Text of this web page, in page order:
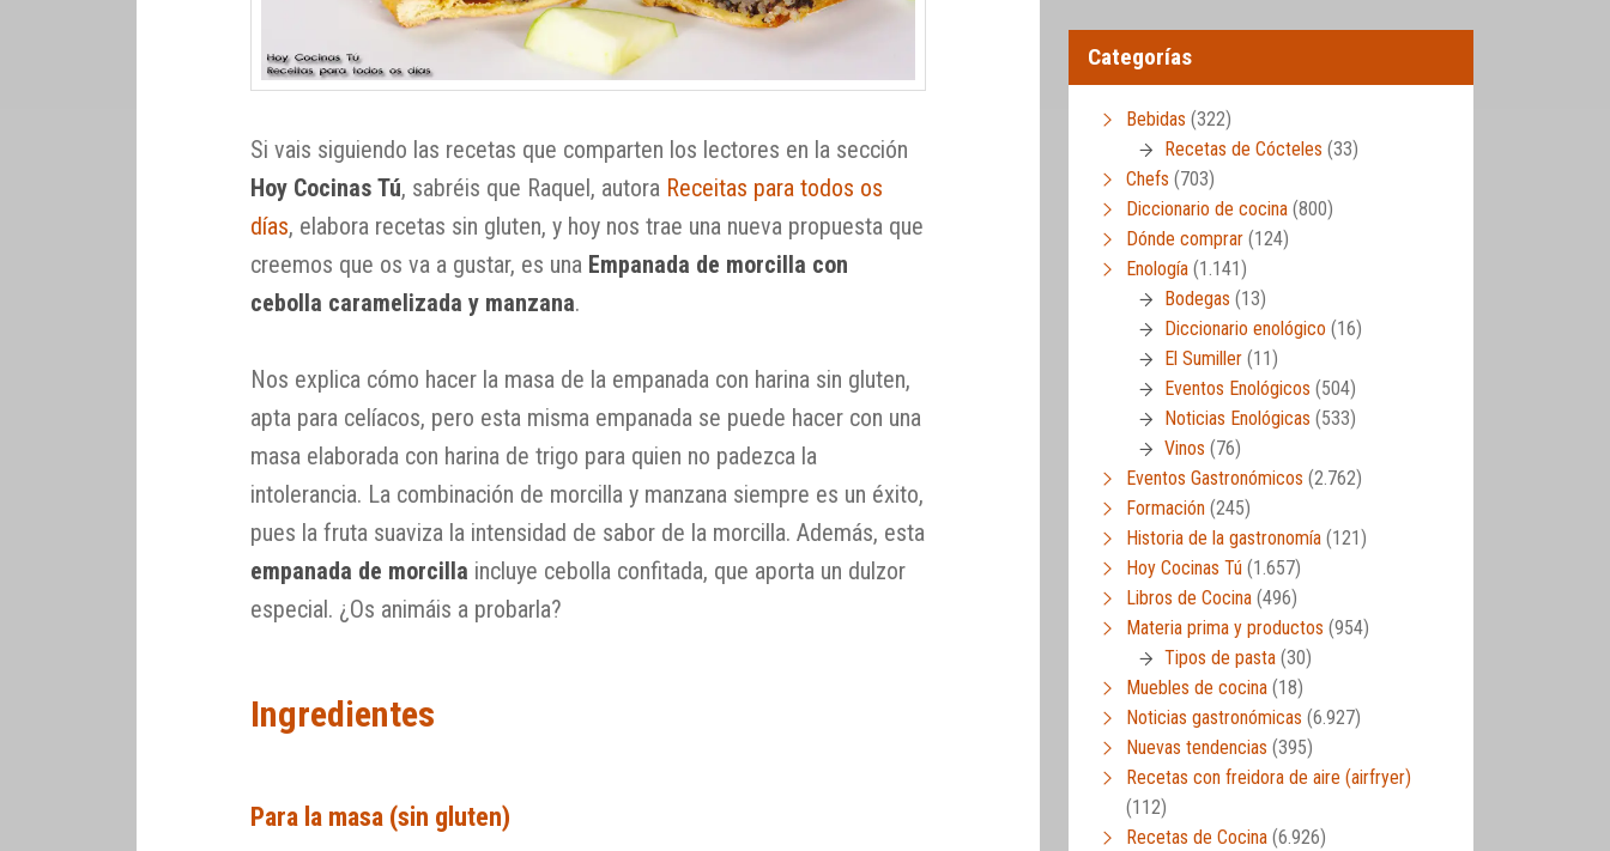
Si vais siguiendo las recetas que comparten los lectores en la sección
Hoy Cocinas Tú, sabréis que Raquel, autora Receitas para todos os
días, elabora recetas sin gluten, y hoy nos trae una nueva propuesta que
creemos que os va a gustar, es una Empanada de morcilla con
cebolla caramelizada y manzana.
Nos explica cómo hacer la masa de la empanada con harina sin gluten,
apta para celíacos, pero esta misma empanada se puede hacer con una
masa elaborada con harina de trigo para quien no padezca la
intolerancia. La combinación de morcilla y manzana siempre es un éxito,
pues la fruta suaviza la intensidad de sabor de la morcilla. Además, esta
empanada de morcilla incluye cebolla confitada, que aporta un dulzor
especial. ¿Os animáis a probarla?
Ingredientes
Para la masa (sin gluten)
Categorías
Bebidas (322)
Recetas de Cócteles (33)
Chefs (703)
Diccionario de cocina (800)
Dónde comprar (124)
Enología (1.141)
Bodegas (13)
Diccionario enológico (16)
El Sumiller (11)
Eventos Enológicos (504)
Noticias Enológicas (533)
Vinos (76)
Eventos Gastronómicos (2.762)
Formación (245)
Historia de la gastronomía (121)
Hoy Cocinas Tú (1.657)
Libros de Cocina (496)
Materia prima y productos (954)
Tipos de pasta (30)
Muebles de cocina (18)
Noticias gastronómicas (6.927)
Nuevas tendencias (395)
Recetas con freidora de aire (airfryer)
(112)
Recetas de Cocina (6.926)